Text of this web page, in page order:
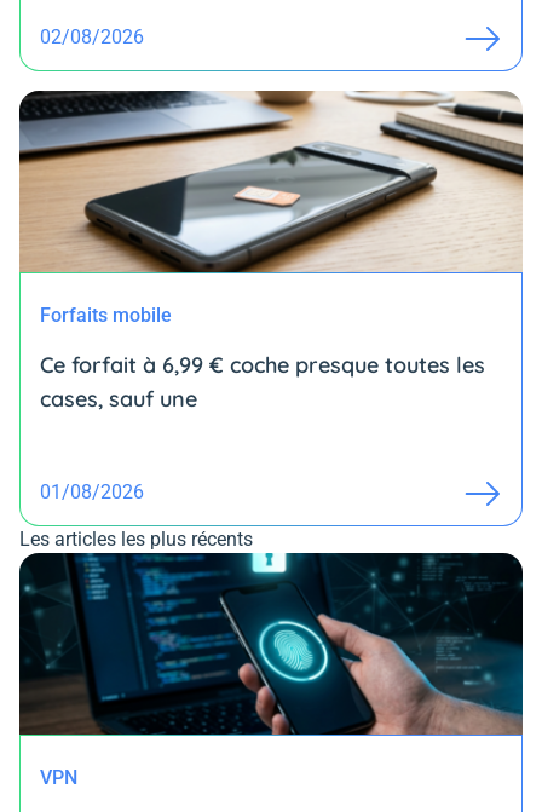
02/08/2026
Forfaits mobile
Ce forfait à 6,99 € coche presque toutes les
cases, sauf une
01/08/2026
Les articles les plus récents
VPN